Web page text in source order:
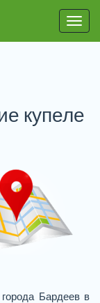
купеле
Бардеев в